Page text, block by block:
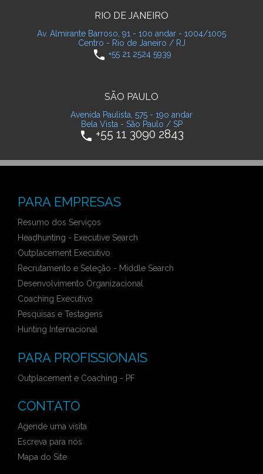
RIO DE JANEIRO
Av. Almirante Barroso, 91 - 10o andar - 1004/1005
Centro - Rio de Janeiro / RJ
phone +55 21 2524 5939
SÃO PAULO
Avenida Paulista, 575 - 19o andar
Bela Vista - São Paulo / SP
phone +55 11 3090 2843
PARA EMPRESAS
Resumo dos Serviços
Headhunting - Executive Search
Outplacement Executivo
Recrutamento e Seleção - Middle Search
Desenvolvimento Organizacional
Coaching Executivo
Pesquisas e Testagens
Hunting Internacional
PARA PROFISSIONAIS
Outplacement e Coaching - PF
CONTATO
Agende uma visita
Escreva para nós
Mapa do Site